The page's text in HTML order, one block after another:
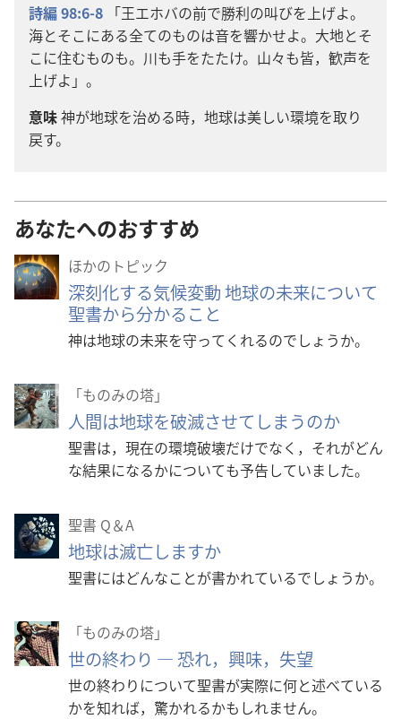
詩編98:6-8 「王エホバの前で勝利の叫びを 上げよ。
海とそこにある全てのものは音を響かせよ。 大地とそ
こに住むものも。 川も手をたたけ。 山々も皆， 歓声を
上げよ」。
意味神が地球を治める時， 地球は美しい環境を取り
戻す。
あなたへのおすすめ
ほかのトピック
深刻化する気候変動 地球の未来について
聖書から分かること
神は地球の未来を守ってくれるのでしょうか。
「ものみの塔」
人間は地球を破滅させてしまうのか
聖書は，現在の環境破壊だけでなく，それがどん
な結果になるかについても予告していました。
聖書 Q＆A
地球は滅亡しますか
聖書にはどんなことが書かれているでしょうか。
「ものみの塔」
世の終わり ― 恐れ，興味，失望
世の終わりについて聖書が実際に何と述べている
かを知れば，驚かれるかもしれません。